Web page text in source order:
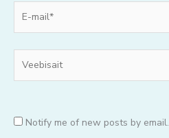
mail*
Notify me of new posts by email.